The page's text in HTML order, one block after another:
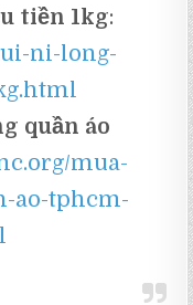
tiền 1kg:
ni-long-
quần áo
mua-
ao-tphcm-